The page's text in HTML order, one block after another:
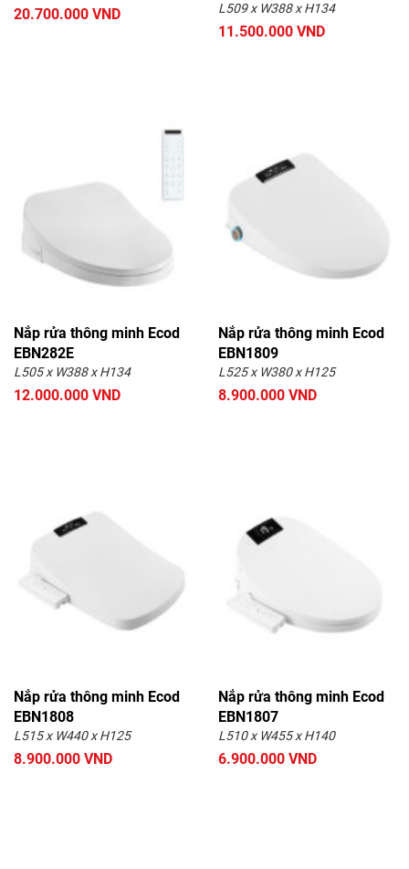
20.700.000 VND
L509 x W388 x H134
11.500.000 VND
Nắp rửa thông minh Ecod
EBN282E
L505 x W388 x H134
12.000.000 VND
Nắp rửa thông minh Ecod
EBN1809
L525 x W380 x H125
8.900.000 VND
Nắp rửa thông minh Ecod
EBN1808
L515 x W440 x H125
8.900.000 VND
Nắp rửa thông minh Ecod
EBN1807
L510 x W455 x H140
6.900.000 VND